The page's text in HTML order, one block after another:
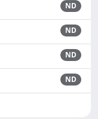
ND
ND
ND
ND